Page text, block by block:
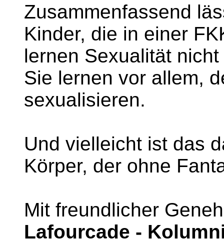
Zusammenfassend
Kinder, die in einer
lernen Sexualität
Sie lernen vor allem,
sexualisieren.
Und vielleicht ist das
Körper, der ohne
Mit freundlicher
Lafourcade -